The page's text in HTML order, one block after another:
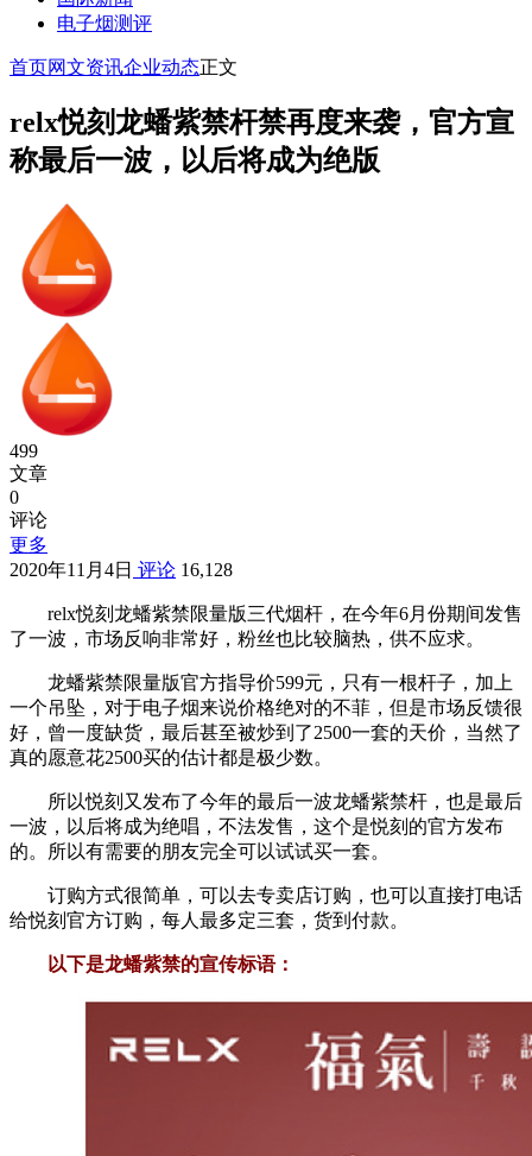
电子烟测评
首页网文资讯企业动态正文
relx悦刻龙蟠紫禁杆禁再度来袭，官方宣
称最后一波，以后将成为绝版
499
文章
0
评论
更多
2020年11月4日 评论 16,128
relx悦刻龙蟠紫禁限量版三代烟杆，在今年6月份期间发售
了一波，市场反响非常好，粉丝也比较脑热，供不应求。
龙蟠紫禁限量版官方指导价599元，只有一根杆子，加上
一个吊坠，对于电子烟来说价格绝对的不菲，但是市场反馈很
好，曾一度缺货，最后甚至被炒到了2500一套的天价，当然了
真的愿意花2500买的估计都是极少数。
所以悦刻又发布了今年的最后一波龙蟠紫禁杆，也是最后
一波，以后将成为绝唱，不法发售，这个是悦刻的官方发布
的。所以有需要的朋友完全可以试试买一套。
订购方式很简单，可以去专卖店订购，也可以直接打电话
给悦刻官方订购，每人最多定三套，货到付款。
以下是龙蟠紫禁的宣传标语：